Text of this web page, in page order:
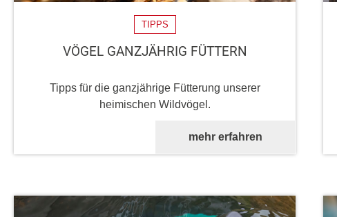
TIPPS
VÖGEL GANZJÄHRIG FÜTTERN
Tipps für die ganzjährige Fütterung unserer
heimischen Wildvögel.
mehr erfahren